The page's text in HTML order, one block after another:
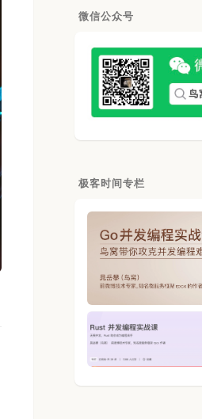
微信公众号
极客时间专栏